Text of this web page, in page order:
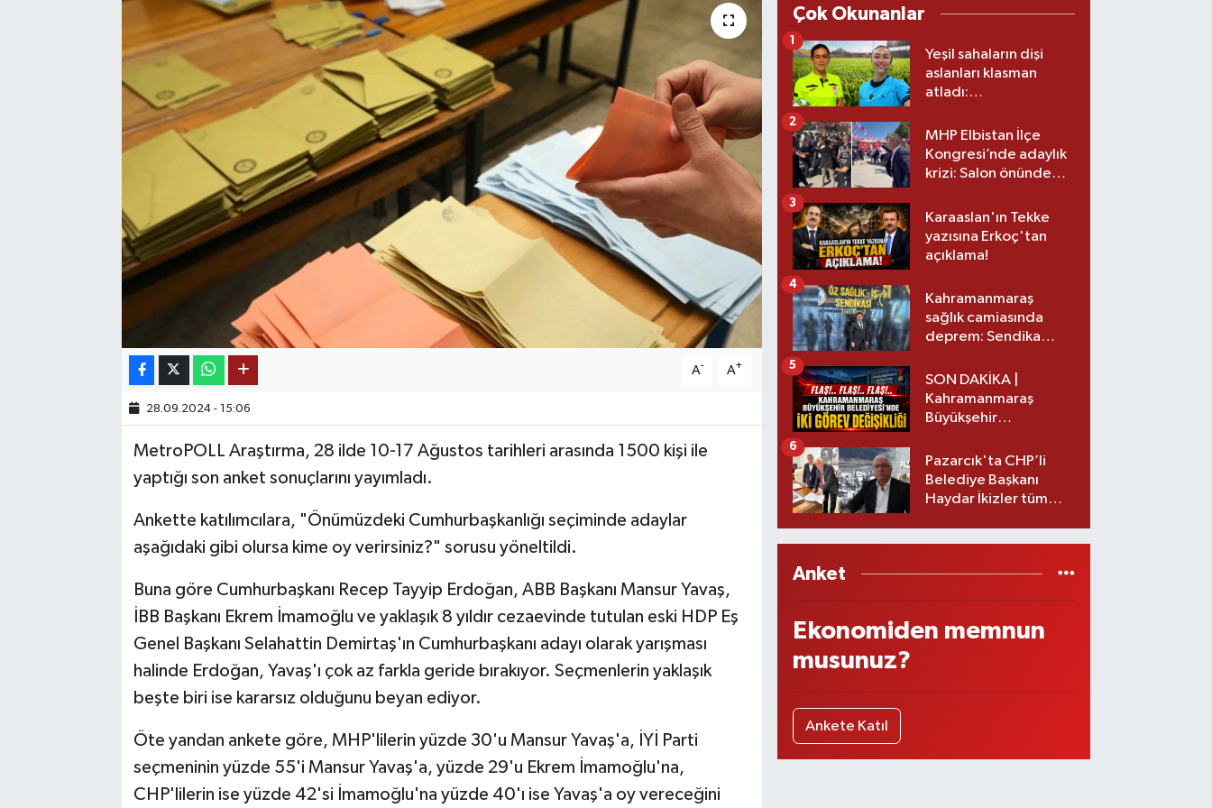
A- A+
28.09.2024 - 15:06
MetroPOLL Araştırma, 28 ilde 10-17 Ağustos tarihleri arasında 1500 kişi ile
yaptığı son anket sonuçlarını yayımladı.
Ankette katılımcılara, "Önümüzdeki Cumhurbaşkanlığı seçiminde adaylar
aşağıdaki gibi olursa kime oy verirsiniz?" sorusu yöneltildi.
Buna göre Cumhurbaşkanı Recep Tayyip Erdoğan, ABB Başkanı Mansur Yavaş,
İBB Başkanı Ekrem İmamoğlu ve yaklaşık 8 yıldır cezaevinde tutulan eski HDP Eş
Genel Başkanı Selahattin Demirtaş'ın Cumhurbaşkanı adayı olarak yarışması
halinde Erdoğan, Yavaş'ı çok az farkla geride bırakıyor. Seçmenlerin yaklaşık
beşte biri ise kararsız olduğunu beyan ediyor.
Öte yandan ankete göre, MHP'lilerin yüzde 30'u Mansur Yavaş'a, İYİ Parti
seçmeninin yüzde 55'i Mansur Yavaş'a, yüzde 29'u Ekrem İmamoğlu'na,
CHP'lilerin ise yüzde 42'si İmamoğlu'na yüzde 40'ı ise Yavaş'a oy vereceğini
Çok Okunanlar
Yeşil sahaların dişi
aslanları klasman
atladı:
üst lige iki transfer!
1
MHP Elbistan İlçe
Kongresi’nde adaylık
krizi: Salon önünde
2
Karaaslan'ın Tekke
yazısına Erkoç'tan
açıklama!
3
Kahramanmaraş
sağlık camiasında
deprem: Sendika
4
SON DAKİKA |
Kahramanmaraş
Büyükşehir
görev değişikliği!
5
Pazarcık'ta CHP’li
Belediye Başkanı
Haydar İkizler tüm
6
Anket
Ekonomiden memnun
musunuz?
Ankete Katıl
OTOMOTİV